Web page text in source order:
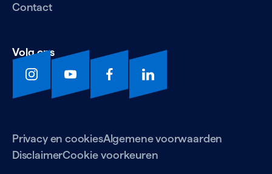
Contact
Privacy en cookiesAlgemene voorwaarden
DisclaimerCookie voorkeuren
Volg ons